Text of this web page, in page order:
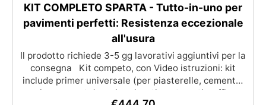
KIT COMPLETO SPARTA - Tutto-in-uno per
pavimenti perfetti: Resistenza eccezionale
all'usura
Il prodotto richiede 3-5 gg lavorativi aggiuntivi per la
consegna Kit competo, con Video istruzioni: kit
include primer universale (per piasterelle, cemento,
microcemento) resina rivestimento antigraffio,